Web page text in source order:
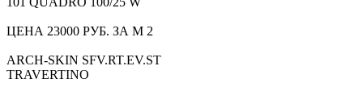
ЦЕНА 23000 РУБ. ЗА М 2
ARCH-SKIN SFV.RT.EV.ST
TRAVERTINO